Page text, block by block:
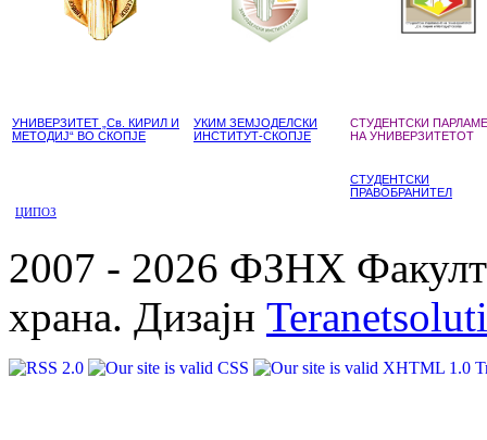
УНИВЕРЗИТЕТ „Св. КИРИЛ И
МЕТОДИЈ“ ВО СКОПЈЕ
УКИМ ЗЕМЈОДЕЛСКИ
ИНСТИТУТ-СКОПЈЕ
СТУДЕНТСКИ
НА УНИВЕРЗИТЕТОТ
СТУДЕНТСКИ
ПРАВОБРАНИТЕЛ
ЦИПОЗ
2007 - 2026 ФЗНХ
храна. Дизајн